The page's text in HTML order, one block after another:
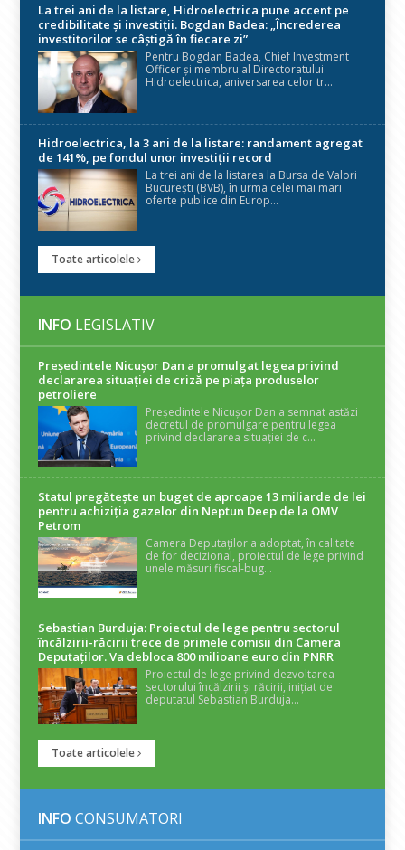
La trei ani de la listare, Hidroelectrica pune accent pe
credibilitate și investiții. Bogdan Badea: „Încrederea
investitorilor se câștigă în fiecare zi”
Pentru Bogdan Badea, Chief Investment
Officer și membru al Directoratului
Hidroelectrica, aniversarea celor tr...
Hidroelectrica, la 3 ani de la listare: randament agregat
de 141%, pe fondul unor investiții record
La trei ani de la listarea la Bursa de Valori
București (BVB), în urma celei mai mari
oferte publice din Europ...
Toate articolele
INFO LEGISLATIV
Președintele Nicuşor Dan a promulgat legea privind
declararea situaţiei de criză pe piaţa produselor
petroliere
Președintele Nicușor Dan a semnat astăzi
decretul de promulgare pentru legea
privind declararea situației de c...
Statul pregătește un buget de aproape 13 miliarde de lei
pentru achiziția gazelor din Neptun Deep de la OMV
Petrom
Camera Deputaților a adoptat, în calitate
de for decizional, proiectul de lege privind
unele măsuri fiscal-bug...
Sebastian Burduja: Proiectul de lege pentru sectorul
încălzirii-răcirii trece de primele comisii din Camera
Deputaților. Va debloca 800 milioane euro din PNRR
Proiectul de lege privind dezvoltarea
sectorului încălzirii și răcirii, inițiat de
deputatul Sebastian Burduja...
Toate articolele
INFO CONSUMATORI